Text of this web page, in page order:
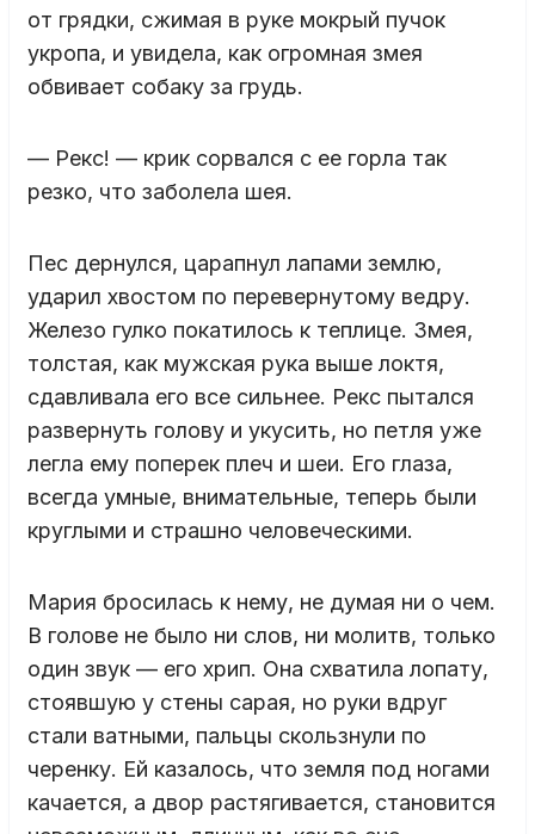
от грядки, сжимая в руке мокрый пучок
укропа, и увидела, как огромная змея
обвивает собаку за грудь.
— Рекс! — крик сорвался с ее горла так
резко, что заболела шея.
Пес дернулся, царапнул лапами землю,
ударил хвостом по перевернутому ведру.
Железо гулко покатилось к теплице. Змея,
толстая, как мужская рука выше локтя,
сдавливала его все сильнее. Рекс пытался
развернуть голову и укусить, но петля уже
легла ему поперек плеч и шеи. Его глаза,
всегда умные, внимательные, теперь были
круглыми и страшно человеческими.
Мария бросилась к нему, не думая ни о чем.
В голове не было ни слов, ни молитв, только
один звук — его хрип. Она схватила лопату,
стоявшую у стены сарая, но руки вдруг
стали ватными, пальцы скользнули по
черенку. Ей казалось, что земля под ногами
качается, а двор растягивается, становится